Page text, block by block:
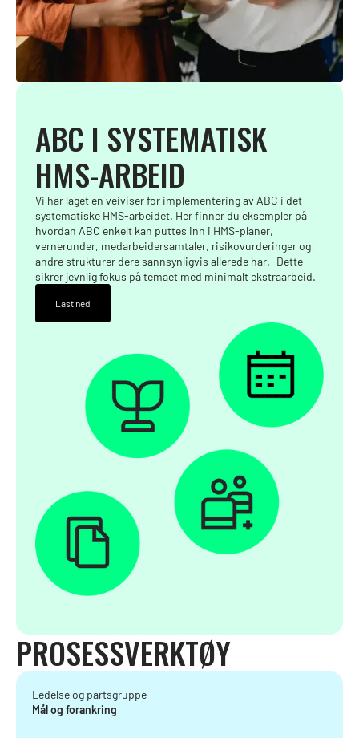
ABC I SYSTEMATISK
HMS-ARBEID
Vi har laget en veiviser for implementering av ABC i det
systematiske HMS-arbeidet. Her finner du eksempler på
hvordan ABC enkelt kan puttes inn i HMS-planer,
vernerunder, medarbeidersamtaler, risikovurderinger og
andre strukturer dere sannsynligvis allerede har. Dette
sikrer jevnlig fokus på temaet med minimalt ekstraarbeid.
Last ned
PROSESSVERKTØY
Ledelse og partsgruppe
Mål og forankring